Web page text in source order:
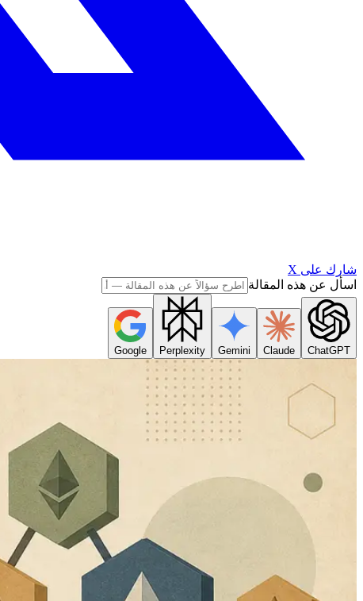
شارك على X
اسأل عن هذه المقالة
ChatGPT
Claude
Gemini
Perplexity
Google